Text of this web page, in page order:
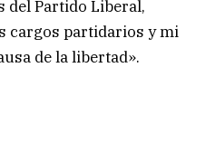
del Partido Liberal,
cargos partidarios y mi
de la libertad».